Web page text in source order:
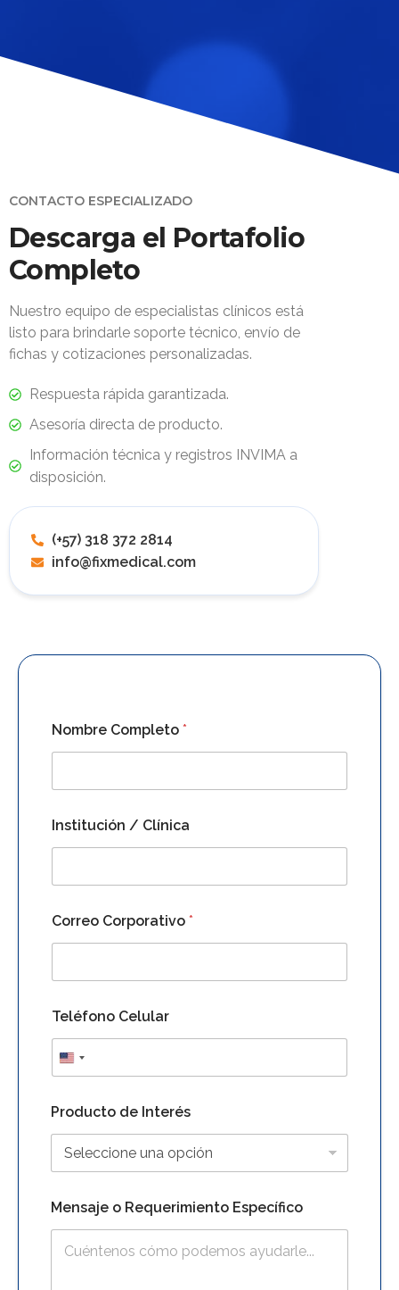
CONTACTO ESPECIALIZADO
Descarga el Portafolio
Completo
Nuestro equipo de especialistas clínicos está
listo para brindarle soporte técnico, envío de
fichas y cotizaciones personalizadas.
Respuesta rápida garantizada.
Asesoría directa de producto.
Información técnica y registros INVIMA a
disposición.
(+57) 318 372 2814
info@fixmedical.com
Nombre Completo *
Institución / Clínica
Correo Corporativo *
Teléfono Celular
e
l
f
n
o
C
Producto de Interés
Mensaje o Requerimiento Específico